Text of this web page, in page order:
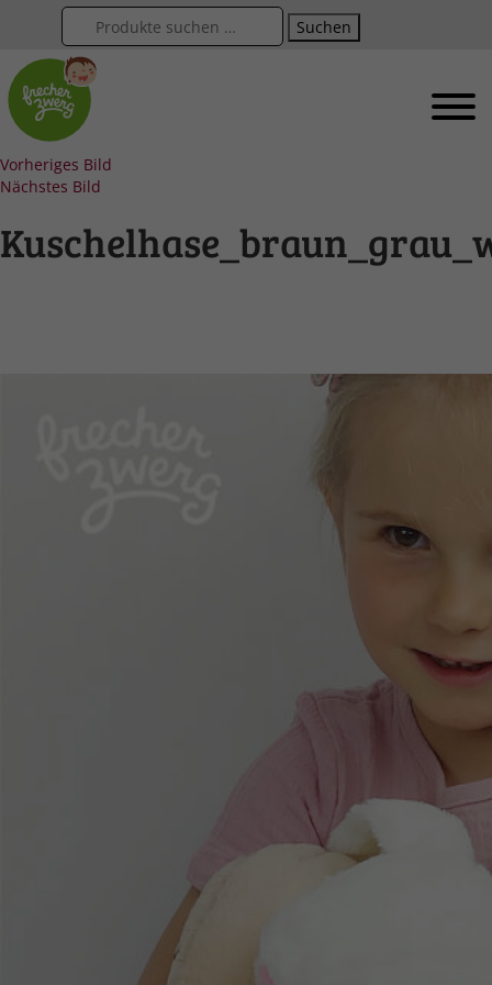
Suchen
Vorheriges Bild
Nächstes Bild